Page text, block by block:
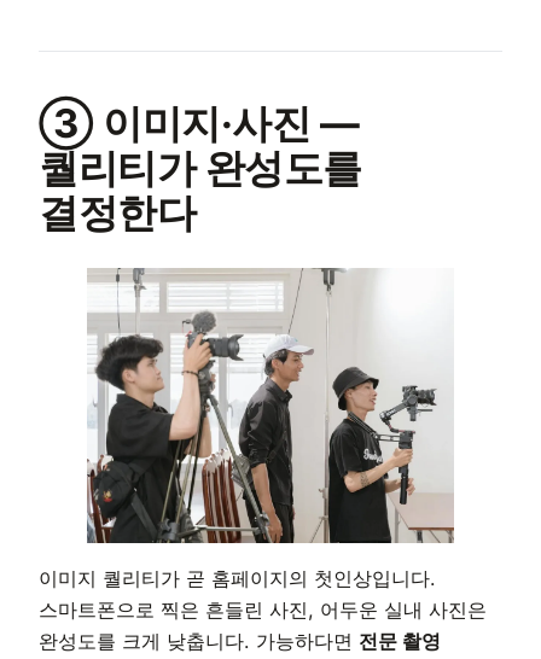
③ 이미지·사진 —
퀄리티가 완성도를
결정한다
이미지 퀄리티가 곧 홈페이지의 첫인상입니다.
스마트폰으로 찍은 흔들린 사진, 어두운 실내 사진은
완성도를 크게 낮춥니다. 가능하다면 전문 촬영